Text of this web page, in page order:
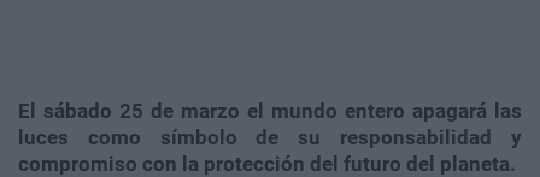
El sábado 25 de marzo el mundo entero apagará las
luces como símbolo de su responsabilidad y
compromiso con la protección del futuro del planeta.